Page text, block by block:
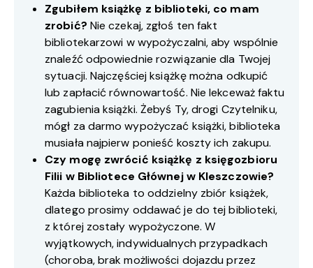
Zgubiłem książkę z biblioteki, co mam
zrobić? Nie czekaj, zgłoś ten fakt
bibliotekarzowi w wypożyczalni, aby wspólnie
znaleźć odpowiednie rozwiązanie dla Twojej
sytuacji. Najczęściej książkę można odkupić
lub zapłacić równowartość. Nie lekceważ faktu
zagubienia książki. Żebyś Ty, drogi Czytelniku,
mógł za darmo wypożyczać książki, biblioteka
musiała najpierw ponieść koszty ich zakupu.
Czy mogę zwrócić książkę z księgozbioru
Filii w Bibliotece Głównej w Kleszczowie?
Każda biblioteka to oddzielny zbiór książek,
dlatego prosimy oddawać je do tej biblioteki,
z której zostały wypożyczone. W
wyjątkowych, indywidualnych przypadkach
(choroba, brak możliwości dojazdu przez